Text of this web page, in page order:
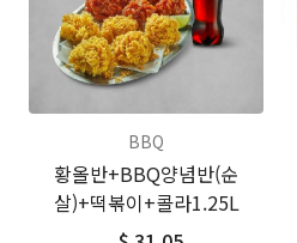
BBQ
황올반+BBQ양념반(순
살)+떡볶이+콜라1.25L